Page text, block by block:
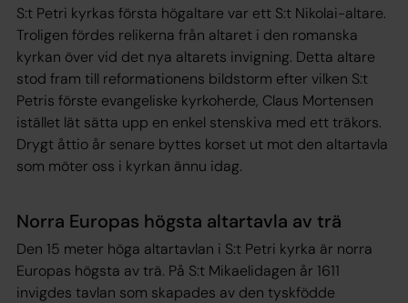
S:t Petri kyrkas första högaltare var ett S:t Nikolai-altare.
Troligen fördes relikerna från altaret i den romanska
kyrkan över vid det nya altarets invigning. Detta altare
stod fram till reformationens bildstorm efter vilken S:t
Petris förste evangeliske kyrkoherde, Claus Mortensen
istället lät sätta upp en enkel stenskiva med ett träkors.
Drygt åttio år senare byttes korset ut mot den altartavla
som möter oss i kyrkan ännu idag.
Norra Europas högsta altartavla av trä
Den 15 meter höga altartavlan i S:t Petri kyrka är norra
Europas högsta av trä. På S:t Mikaelidagen år 1611
invigdes tavlan som skapades av den tyskfödde